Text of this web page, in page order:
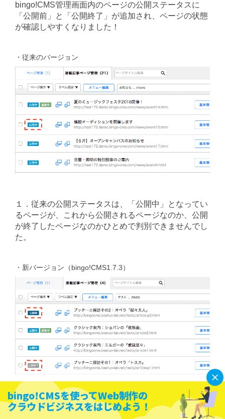
bingo!CMS管理画面内のページの公開ステータスに
「公開前」と「公開終了」が追加され、ページの状態
が確認しやすくなりました！
・従来のバージョン
１．従来の公開ステータスは、「公開中」となってい
るページが、これから公開されるページなのか、公開
が終了したページなのかひとめで判別できませんでし
た。
・新バージョン（bingo!CMS1.7.3）
2．bingo!CMS1.7.3からは、ページの公開期間の「開
始」と「終了」の日付を設定してページを公開する
bingo!CMSを使ってWeb制作の
クラウドビジネスをはじめよう！